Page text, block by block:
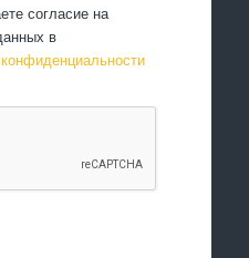
согласие на
в